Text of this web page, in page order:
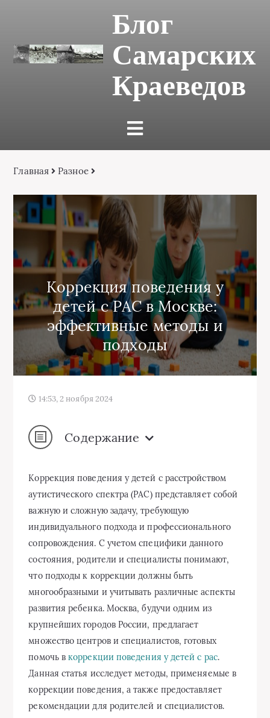
Блог
Самарских
Краеведов
Главная Разное
Коррекция поведения у
детей с РАС в Москве:
эффективные методы и
подходы
14:53, 2 ноября 2024
Содержание
Коррекция поведения у детей с расстройством
аутистического спектра (РАС) представляет собой
важную и сложную задачу, требующую
индивидуального подхода и профессионального
сопровождения. С учетом специфики данного
состояния, родители и специалисты понимают,
что подходы к коррекции должны быть
многообразными и учитывать различные аспекты
развития ребенка. Москва, будучи одним из
крупнейших городов России, предлагает
множество центров и специалистов, готовых
помочь вкоррекции поведения у детей с рас.
Данная статья исследует методы, применяемые в
коррекции поведения, а также предоставляет
рекомендации для родителей и специалистов.